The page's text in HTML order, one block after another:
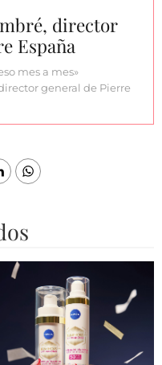
director
España
mes a mes»
general de Pierre